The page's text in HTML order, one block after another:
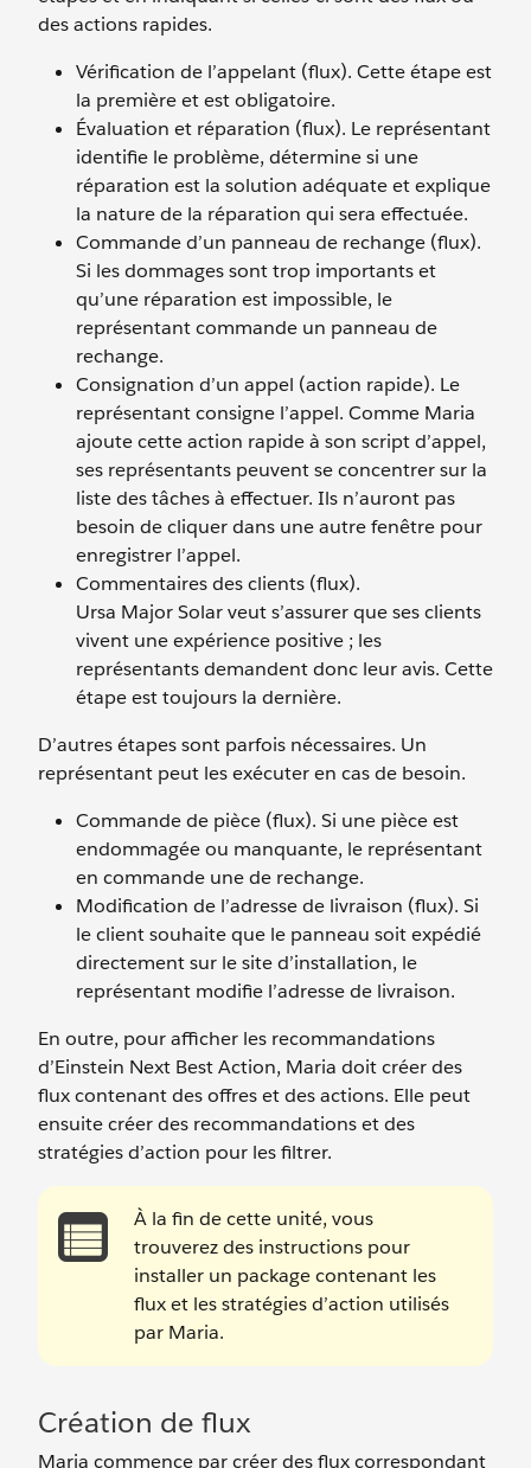
des actions rapides.
Vérification de l’appelant (flux). Cette étape est
la première et est obligatoire.
Évaluation et réparation (flux). Le représentant
identifie le problème, détermine si une
réparation est la solution adéquate et explique
la nature de la réparation qui sera effectuée.
Commande d’un panneau de rechange (flux).
Si les dommages sont trop importants et
qu’une réparation est impossible, le
représentant commande un panneau de
rechange.
Consignation d’un appel (action rapide). Le
représentant consigne l’appel. Comme Maria
ajoute cette action rapide à son script d’appel,
ses représentants peuvent se concentrer sur la
liste des tâches à effectuer. Ils n’auront pas
besoin de cliquer dans une autre fenêtre pour
enregistrer l’appel.
Commentaires des clients (flux).
Ursa Major Solar veut s’assurer que ses clients
vivent une expérience positive ; les
représentants demandent donc leur avis. Cette
étape est toujours la dernière.
D’autres étapes sont parfois nécessaires. Un
représentant peut les exécuter en cas de besoin.
Commande de pièce (flux). Si une pièce est
endommagée ou manquante, le représentant
en commande une de rechange.
Modification de l’adresse de livraison (flux). Si
le client souhaite que le panneau soit expédié
directement sur le site d’installation, le
représentant modifie l’adresse de livraison.
En outre, pour afficher les recommandations
d’Einstein Next Best Action, Maria doit créer des
flux contenant des offres et des actions. Elle peut
ensuite créer des recommandations et des
stratégies d’action pour les filtrer.
À la fin de cette unité, vous
trouverez des instructions pour
installer un package contenant les
flux et les stratégies d’action utilisés
par Maria.
Création de flux
Maria commence par créer des flux correspondant